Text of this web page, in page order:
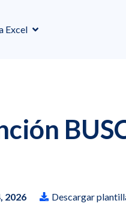
Excel
2026 Descargar